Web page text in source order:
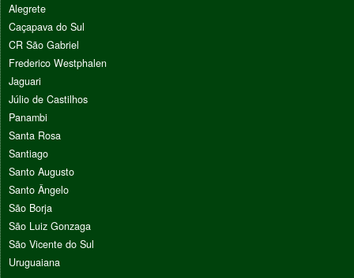
Alegrete
Caçapava do Sul
CR São Gabriel
Frederico Westphalen
Jaguari
Júlio de Castilhos
Panambi
Santa Rosa
Santiago
Santo Augusto
Santo Ângelo
São Borja
São Luiz Gonzaga
São Vicente do Sul
Uruguaiana